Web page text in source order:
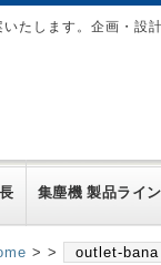
たします。企画・設
集塵機 製品ライ
> > outlet-bana